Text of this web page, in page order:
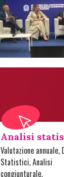
Analisi
Valutazione annuale,
Statistici, Analisi
congiunturale,